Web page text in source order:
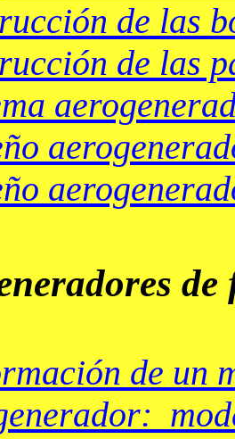
de las
de las
de un